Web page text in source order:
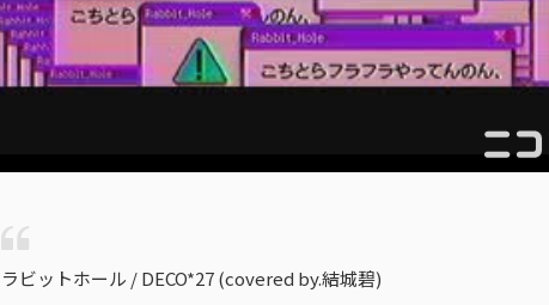
ラビットホール / DECO*27 (covered by.結城碧)